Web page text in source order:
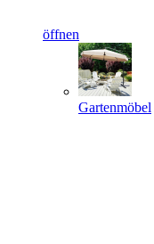
öffnen
Gartenmöbel